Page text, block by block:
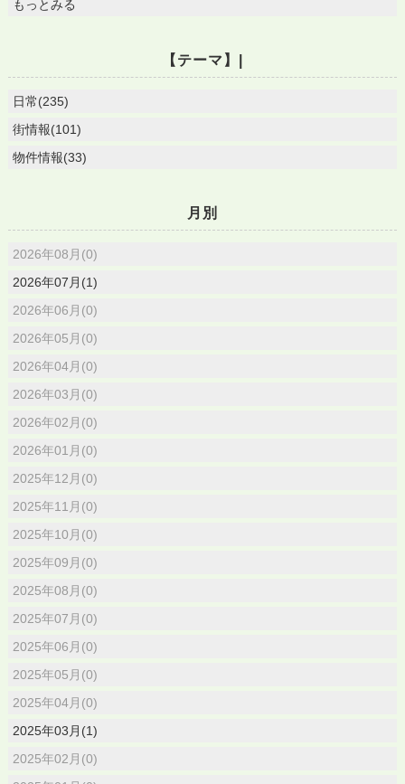
もっとみる
【テーマ】|
日常(235)
街情報(101)
物件情報(33)
月別
2026年08月(0)
2026年07月(1)
2026年06月(0)
2026年05月(0)
2026年04月(0)
2026年03月(0)
2026年02月(0)
2026年01月(0)
2025年12月(0)
2025年11月(0)
2025年10月(0)
2025年09月(0)
2025年08月(0)
2025年07月(0)
2025年06月(0)
2025年05月(0)
2025年04月(0)
2025年03月(1)
2025年02月(0)